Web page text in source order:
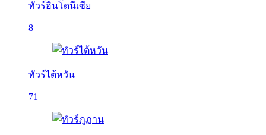
ทัวร์อินโดนีเซีย
8
ทัวร์ไต้หวัน
71